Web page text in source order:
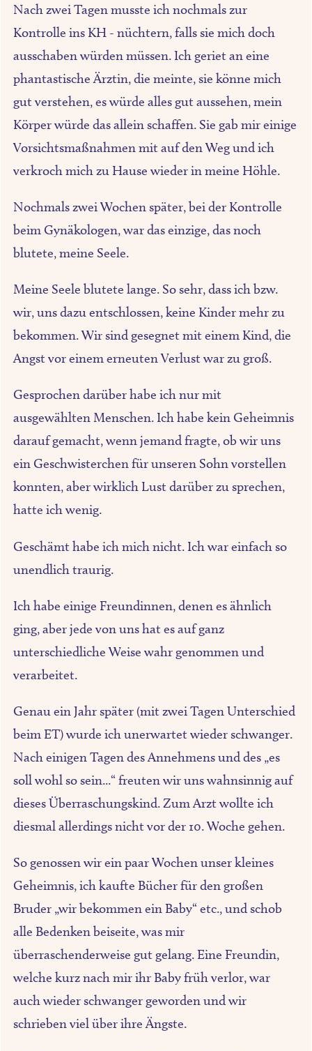
Nach zwei Tagen musste ich nochmals zur
Kontrolle ins KH - nüchtern, falls sie mich doch
ausschaben würden müssen. Ich geriet an eine
phantastische Ärztin, die meinte, sie könne mich
gut verstehen, es würde alles gut aussehen, mein
Körper würde das allein schaffen. Sie gab mir einige
Vorsichtsmaßnahmen mit auf den Weg und ich
verkroch mich zu Hause wieder in meine Höhle.
Nochmals zwei Wochen später, bei der Kontrolle
beim Gynäkologen, war das einzige, das noch
blutete, meine Seele.
Meine Seele blutete lange. So sehr, dass ich bzw.
wir, uns dazu entschlossen, keine Kinder mehr zu
bekommen. Wir sind gesegnet mit einem Kind, die
Angst vor einem erneuten Verlust war zu groß.
Gesprochen darüber habe ich nur mit
ausgewählten Menschen. Ich habe kein Geheimnis
darauf gemacht, wenn jemand fragte, ob wir uns
ein Geschwisterchen für unseren Sohn vorstellen
konnten, aber wirklich Lust darüber zu sprechen,
hatte ich wenig.
Geschämt habe ich mich nicht. Ich war einfach so
unendlich traurig.
Ich habe einige Freundinnen, denen es ähnlich
ging, aber jede von uns hat es auf ganz
unterschiedliche Weise wahr genommen und
verarbeitet.
Genau ein Jahr später (mit zwei Tagen Unterschied
beim ET) wurde ich unerwartet wieder schwanger.
Nach einigen Tagen des Annehmens und des „es
soll wohl so sein...“ freuten wir uns wahnsinnig auf
dieses Überraschungskind. Zum Arzt wollte ich
diesmal allerdings nicht vor der 10. Woche gehen.
So genossen wir ein paar Wochen unser kleines
Geheimnis, ich kaufte Bücher für den großen
Bruder „wir bekommen ein Baby“ etc., und schob
alle Bedenken beiseite, was mir
überraschenderweise gut gelang. Eine Freundin,
welche kurz nach mir ihr Baby früh verlor, war
auch wieder schwanger geworden und wir
schrieben viel über ihre Ängste.